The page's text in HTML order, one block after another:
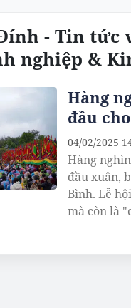
- Tin tức
nghiệp &
Hàng
đầu
Hàng
đầu xuân,
Bình. Lễ
mà còn là
04/02/2025